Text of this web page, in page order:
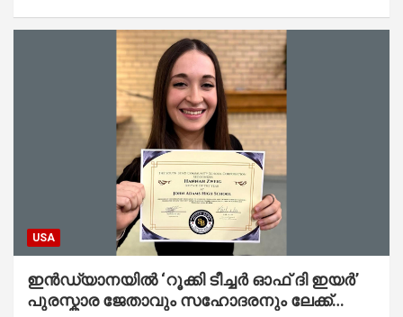
USA
ഇൻഡ്യാനയിൽ ‘റൂക്കി ടീച്ചർ ഓഫ് ദി ഇയർ’
പുരസ്കാര ജേതാവും സഹോദരനും ലേക്ക്